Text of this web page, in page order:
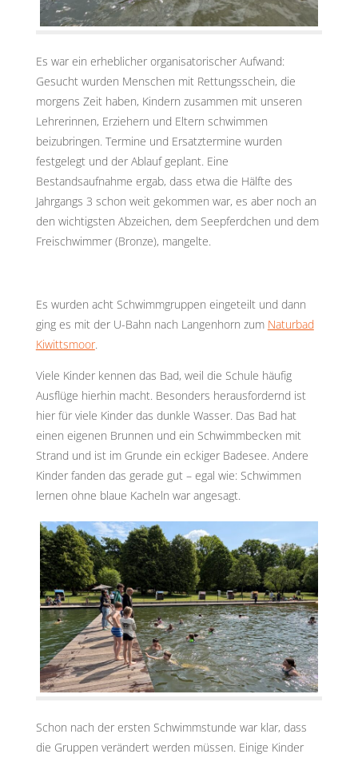
Es war ein erheblicher organisatorischer Aufwand:
Gesucht wurden Menschen mit Rettungsschein, die
morgens Zeit haben, Kindern zusammen mit unseren
Lehrerinnen, Erziehern und Eltern schwimmen
beizubringen. Termine und Ersatztermine wurden
festgelegt und der Ablauf geplant. Eine
Bestandsaufnahme ergab, dass etwa die Hälfte des
Jahrgangs 3 schon weit gekommen war, es aber noch an
den wichtigsten Abzeichen, dem Seepferdchen und dem
Freischwimmer (Bronze), mangelte.
Es wurden acht Schwimmgruppen eingeteilt und dann
ging es mit der U-Bahn nach Langenhorn zum Naturbad
Kiwittsmoor.
Viele Kinder kennen das Bad, weil die Schule häufig
Ausflüge hierhin macht. Besonders herausfordernd ist
hier für viele Kinder das dunkle Wasser. Das Bad hat
einen eigenen Brunnen und ein Schwimmbecken mit
Strand und ist im Grunde ein eckiger Badesee. Andere
Kinder fanden das gerade gut – egal wie: Schwimmen
lernen ohne blaue Kacheln war angesagt.
Schon nach der ersten Schwimmstunde war klar, dass
die Gruppen verändert werden müssen. Einige Kinder